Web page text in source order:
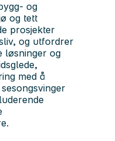
og
og tett
prosjekter
og utfordrer
løsninger og
med å